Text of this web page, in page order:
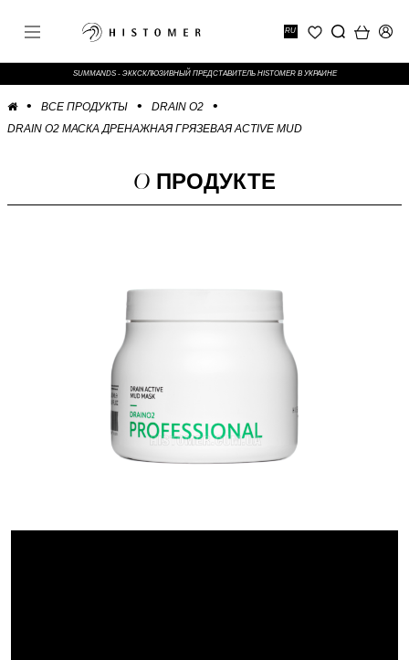
RU
SUMMANDS - ЭККСКЛЮЗИВНЫЙ ПРЕДСТАВИТЕЛЬ HISTOMER В УКРАИНЕ
ВСЕ ПРОДУКТЫ
DRAIN O2
DRAIN O2 МАСКА ДРЕНАЖНАЯ ГРЯЗЕВАЯ ACTIVE MUD
О ПРОДУКТЕ